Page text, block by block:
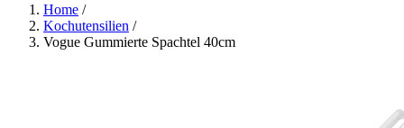
Home /
Kochutensilien /
Vogue Gummierte Spachtel 40cm